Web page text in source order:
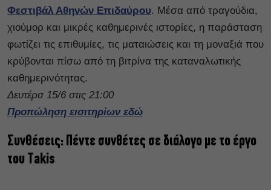
Φεστιβάλ Αθηνών Επιδαύρου. Μέσα από τραγούδια,
χιούμορ και μικρές καθημερινές ιστορίες, η παράσταση
φωτίζει τις επιθυμίες, τις ματαιώσεις και τη μοναξιά που
κρύβονται πίσω από τη βιτρίνα της καταναλωτικής
καθημερινότητας.
Δευτέρα 15/6 στις 21:00
Προπώληση εισιτηρίων εδώ
ΣυνΘέσεις: Πέντε συνθέτες σε διάλογο με το έργο
του Takis